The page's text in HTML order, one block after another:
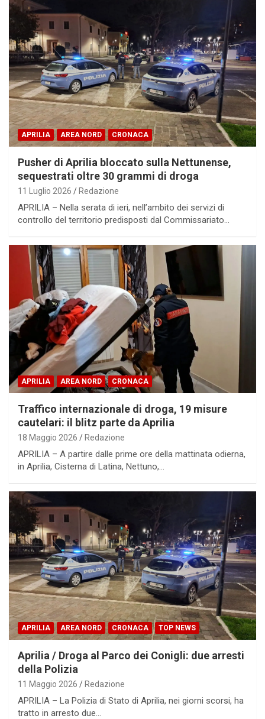
APRILIA AREA NORD CRONACA
Pusher di Aprilia bloccato sulla Nettunense,
sequestrati oltre 30 grammi di droga
11 Luglio 2026 Redazione
APRILIA – Nella serata di ieri, nell’ambito dei servizi di
controllo del territorio predisposti dal Commissariato…
APRILIA AREA NORD CRONACA
Traffico internazionale di droga, 19 misure
cautelari: il blitz parte da Aprilia
18 Maggio 2026 Redazione
APRILIA – A partire dalle prime ore della mattinata odierna,
in Aprilia, Cisterna di Latina, Nettuno,…
APRILIA AREA NORD CRONACA TOP NEWS
Aprilia / Droga al Parco dei Conigli: due arresti
della Polizia
11 Maggio 2026 Redazione
APRILIA – La Polizia di Stato di Aprilia, nei giorni scorsi, ha
tratto in arresto due…